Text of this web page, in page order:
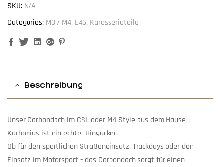
SKU: N/A
Categories: M3 / M4, E46, Karosserieteile
FacebookTwitterLinkedinGoogle+
Beschreibung
Unser Carbondach im CSL oder M4 Style aus dem Hause
Karbonius ist ein echter Hingucker.
Ob für den sportlichen Straßeneinsatz, Trackdays oder den
Einsatz im Motorsport – das Carbondach sorgt für einen